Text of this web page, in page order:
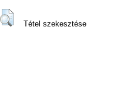
Tétel szekesztése